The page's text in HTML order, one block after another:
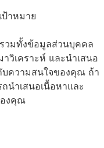
ป้าหมาย
วมทั้งข้อมูลส่วนบุคคล
วิเคราะห์ และนำเสนอ
บความสนใจของคุณ ถ้า
นำเสนอเนื้อหาและ
งคุณ